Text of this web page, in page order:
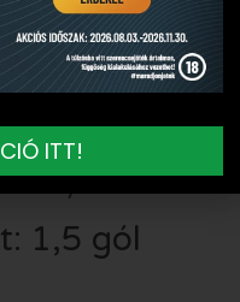
Óvatosabb
kap ki irány lehet
miatt mindig
1,5 gól
ITT!